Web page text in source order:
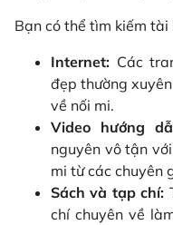
Bạn có thể tìm kiếm
Internet: Các
đẹp thường
về nối mi.
Video hướng
nguyên vô tận
mi từ các chuyên
Sách và tạp chí:
chí chuyên về